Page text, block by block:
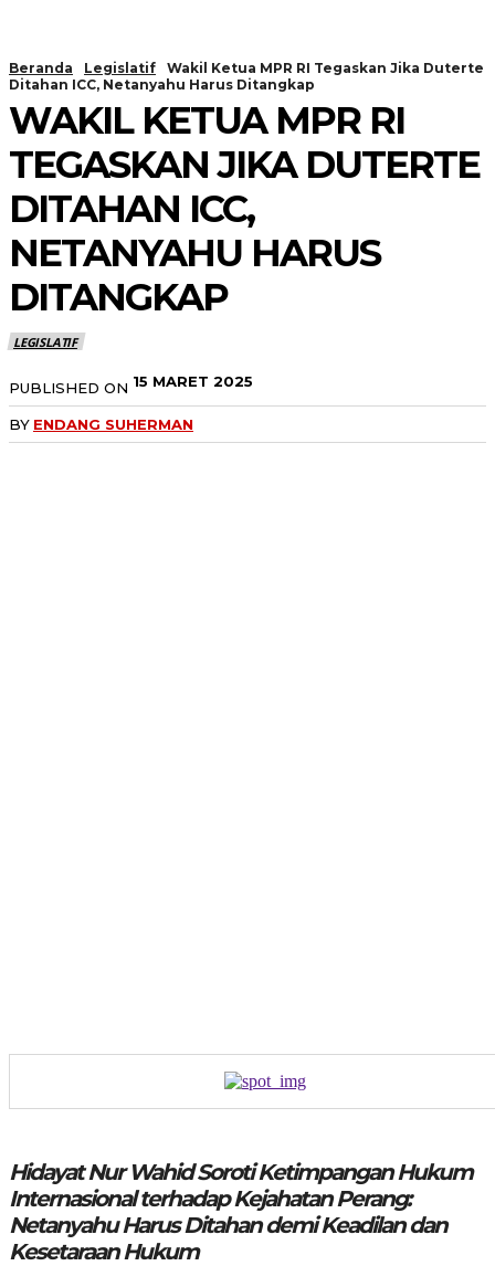
Beranda Legislatif
Wakil Ketua MPR RI Tegaskan Jika Duterte
Ditahan ICC, Netanyahu Harus Ditangkap
WAKIL KETUA MPR RI
TEGASKAN JIKA DUTERTE
DITAHAN ICC,
NETANYAHU HARUS
DITANGKAP
LEGISLATIF
PUBLISHED ON 15 MARET 2025
BY ENDANG SUHERMAN
Hidayat Nur Wahid Soroti Ketimpangan Hukum
Internasional terhadap Kejahatan Perang:
Netanyahu Harus Ditahan demi Keadilan dan
Kesetaraan Hukum